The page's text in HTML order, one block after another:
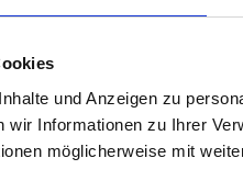
und Anzeigen zu
wir Informationen zu Ihrer
möglicherweise mit